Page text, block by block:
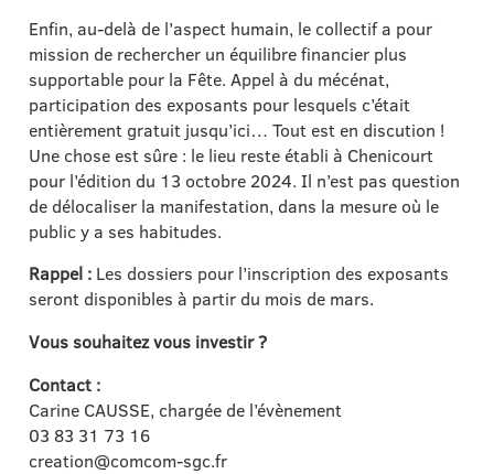
Enfin, au-delà de l’aspect humain, le collectif a pour
mission de rechercher un équilibre financier plus
supportable pour la Fête. Appel à du mécénat,
participation des exposants pour lesquels c’était
entièrement gratuit jusqu’ici… Tout est en discution !
Une chose est sûre : le lieu reste établi à Chenicourt
pour l’édition du 13 octobre 2024. Il n’est pas question
de délocaliser la manifestation, dans la mesure où le
public y a ses habitudes.
Rappel : Les dossiers pour l’inscription des exposants
seront disponibles à partir du mois de mars.
Vous souhaitez vous investir ?
Contact :
Carine CAUSSE, chargée de l’évènement
03 83 31 73 16
creation@comcom-sgc.fr